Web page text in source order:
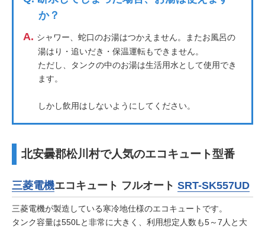
か？
A. シャワー、蛇口のお湯はつかえません。またお風呂の
湯はり・追いだき・保温運転もできません。
ただし、タンクの中のお湯は生活用水として使用でき
ます。
しかし飲用はしないようにしてください。
北安曇郡松川村で人気のエコキュート型番
三菱電機エコキュート フルオート SRT-SK557UD
三菱電機が製造している寒冷地仕様のエコキュートです。
タンク容量は550Lと非常に大きく、利用想定人数も5～7人と大